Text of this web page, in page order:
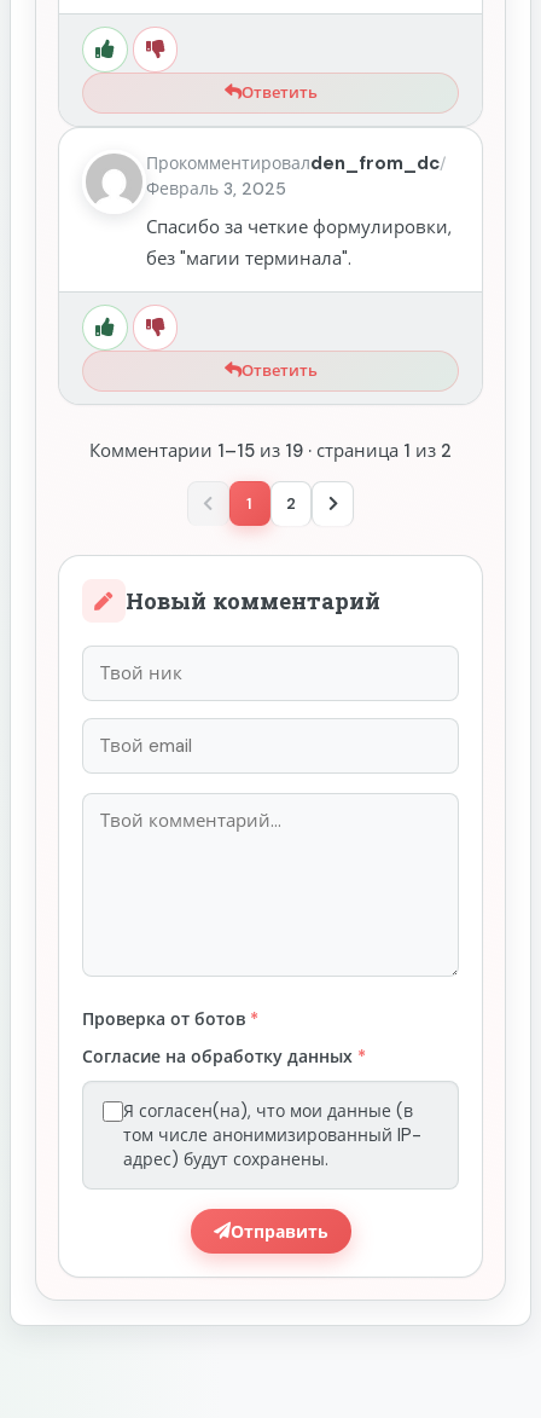
Ответить
Прокомментировалden_from_dc/
Февраль 3, 2025
Спасибо за четкие формулировки,
без "магии терминала".
Ответить
Комментарии 1–15 из 19 · страница 1 из 2
Назад1 2 Вперёд
Новый комментарий
Проверка от ботов *
Согласие на обработку данных *
Я согласен(на), что мои данные (в
том числе анонимизированный IP-
адрес) будут сохранены.
Отправить